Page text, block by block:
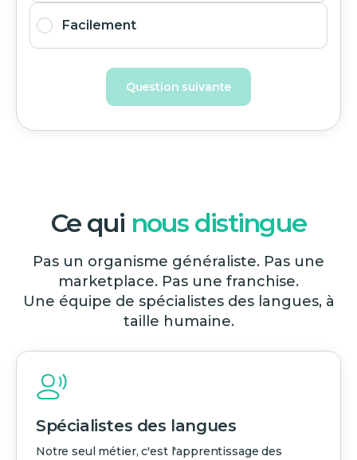
Facilement
Question suivante
Ce qui nous distingue
Pas un organisme généraliste. Pas une
marketplace. Pas une franchise.
Une équipe de spécialistes des langues, à
taille humaine.
Spécialistes des langues
Notre seul métier, c'est l'apprentissage des